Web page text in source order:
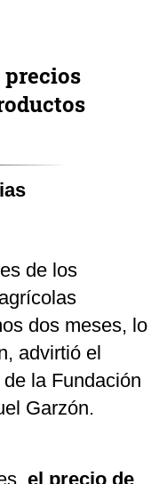
precios
de los
dos meses, lo
advirtió el
la Fundación
Garzón.
el precio de